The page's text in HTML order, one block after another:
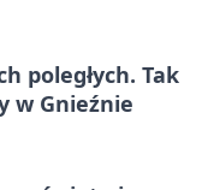
poległych. Tak
w Gnieźnie